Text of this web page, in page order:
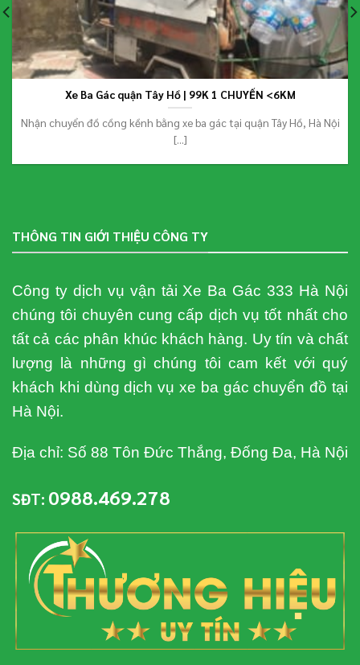
Xe Ba Gác quận Tây Hồ | 99K 1 CHUYẾN <6KM
Nhận chuyển đồ cồng kềnh bằng xe ba gác tại quận Tây Hồ, Hà Nội
[...]
THÔNG TIN GIỚI THIỆU CÔNG TY
Công ty dịch vụ vận tải Xe Ba Gác 333 Hà Nội
chúng tôi chuyên cung cấp dịch vụ tốt nhất cho
tất cả các phân khúc khách hàng. Uy tín và chất
lượng là những gì chúng tôi cam kết với quý
khách khi dùng dịch vụ xe ba gác chuyển đồ tại
Hà Nội.
Địa chỉ: Số 88 Tôn Đức Thắng, Đống Đa, Hà Nội
SĐT: 0988.469.278